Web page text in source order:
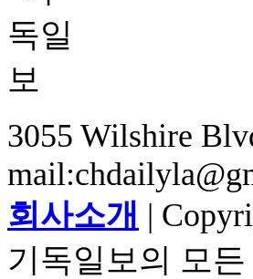
3055 Wilshire
회사소개 |
기독일보의 모